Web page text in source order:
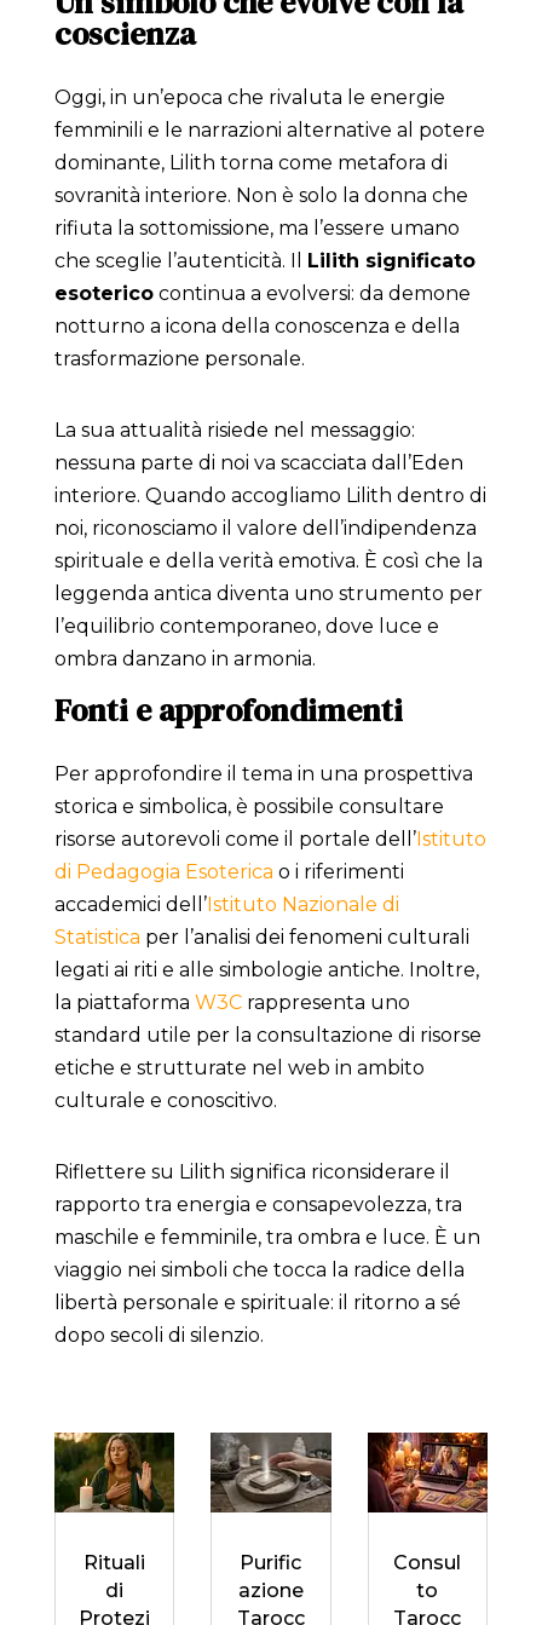
coscienza
Oggi, in un’epoca che rivaluta le energie
femminili e le narrazioni alternative al potere
dominante, Lilith torna come metafora di
sovranità interiore. Non è solo la donna che
rifiuta la sottomissione, ma l’essere umano
che sceglie l’autenticità. Il Lilith significato
esotericocontinua a evolversi: da demone
notturno a icona della conoscenza e della
trasformazione personale.
La sua attualità risiede nel messaggio:
nessuna parte di noi va scacciata dall’Eden
interiore. Quando accogliamo Lilith dentro di
noi, riconosciamo il valore dell’indipendenza
spirituale e della verità emotiva. È così che la
leggenda antica diventa uno strumento per
l’equilibrio contemporaneo, dove luce e
ombra danzano in armonia.
Fonti e approfondimenti
Per approfondire il tema in una prospettiva
storica e simbolica, è possibile consultare
risorse autorevoli come il portale dell’Istituto
di Pedagogia Esoterica o i riferimenti
accademici dell’Istituto Nazionale di
Statistica per l’analisi dei fenomeni culturali
legati ai riti e alle simbologie antiche. Inoltre,
la piattaforma W3Crappresenta uno
standard utile per la consultazione di risorse
etiche e strutturate nel web in ambito
culturale e conoscitivo.
Riflettere su Lilith significa riconsiderare il
rapporto tra energia e consapevolezza, tra
maschile e femminile, tra ombra e luce. È un
viaggio nei simboli che tocca la radice della
libertà personale e spirituale: il ritorno a sé
dopo secoli di silenzio.
Rituali
di
Protezi
Purific
azione
Tarocc
Consul
to
Tarocc